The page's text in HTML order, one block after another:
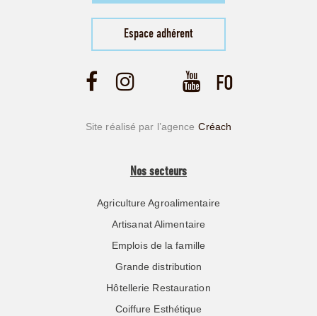
Espace adhérent
Site réalisé par l’agence Créach
Nos secteurs
Agriculture Agroalimentaire
Artisanat Alimentaire
Emplois de la famille
Grande distribution
Hôtellerie Restauration
Coiffure Esthétique